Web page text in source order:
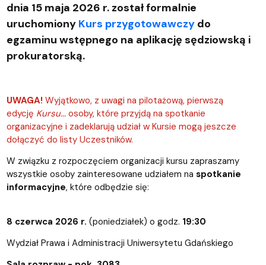
dnia 15 maja 2026 r. został formalnie
uruchomiony Kurs przygotowawczydo
egzaminu wstępnego na aplikację sędziowską i
prokuratorską.
UWAGA! Wyjątkowo, z uwagi na pilotażową, pierwszą
edycję Kursu... osoby, które przyjdą na spotkanie
organizacyjne i zadeklarują udział w Kursie mogą jeszcze
dołączyć do listy Uczestników.
W związku z rozpoczęciem organizacji kursu zapraszamy
wszystkie osoby zainteresowane udziałem na spotkanie
informacyjne, które odbędzie się:
8 czerwca 2026 r. (poniedziałek) o godz. 19:30
Wydział Prawa i Administracji Uniwersytetu Gdańskiego